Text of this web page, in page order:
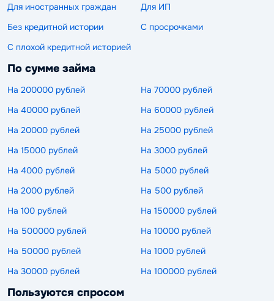
Для иностранных граждан
Для ИП
Без кредитной истории
С просрочками
С плохой кредитной историей
По сумме займа
На 200000 рублей
На 70000 рублей
На 40000 рублей
На 60000 рублей
На 20000 рублей
На 25000 рублей
На 15000 рублей
На 3000 рублей
На 4000 рублей
На 5000 рублей
На 2000 рублей
На 500 рублей
На 100 рублей
На 150000 рублей
На 500000 рублей
На 10000 рублей
На 50000 рублей
На 1000 рублей
На 30000 рублей
На 100000 рублей
Пользуются спросом